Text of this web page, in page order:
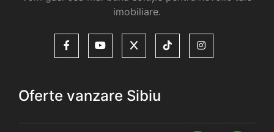
imobiliare.
Oferte vanzare Sibiu